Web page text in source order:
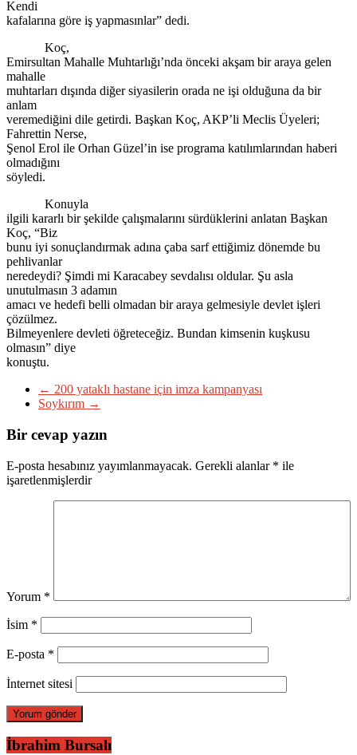
Kendi
kafalarına göre iş yapmasınlar” dedi.
Koç,
Emirsultan Mahalle Muhtarlığı’nda önceki akşam bir araya gelen
mahalle
muhtarları dışında diğer siyasilerin orada ne işi olduğuna da bir
anlam
veremediğini dile getirdi. Başkan Koç, AKP’li Meclis Üyeleri;
Fahrettin Nerse,
Şenol Erol ile Orhan Güzel’in ise programa katılımlarından haberi
olmadığını
söyledi.
Konuyla
ilgili kararlı bir şekilde çalışmalarını sürdüklerini anlatan Başkan
Koç, “Biz
bunu iyi sonuçlandırmak adına çaba sarf ettiğimiz dönemde bu
pehlivanlar
neredeydi? Şimdi mi Karacabey sevdalısı oldular. Şu asla
unutulmasın 3 adamın
amacı ve hedefi belli olmadan bir araya gelmesiyle devlet işleri
çözülmez.
Bilmeyenlere devleti öğreteceğiz. Bundan kimsenin kuşkusu
olmasın” diye
konuştu.
← 200 yataklı hastane için imza kampanyası
Soykırım →
Bir cevap yazın
E-posta hesabınız yayımlanmayacak. Gerekli alanlar * ile
işaretlenmişlerdir
Yorum *
İsim *
E-posta *
İnternet sitesi
İbrahim Bursalı